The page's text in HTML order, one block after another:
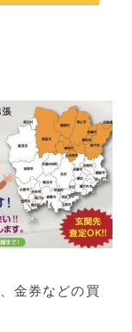
金券などの買